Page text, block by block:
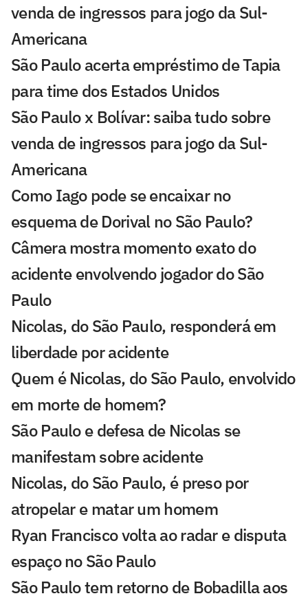
venda de ingressos para jogo da Sul-
Americana
São Paulo acerta empréstimo de Tapia
para time dos Estados Unidos
São Paulo x Bolívar: saiba tudo sobre
venda de ingressos para jogo da Sul-
Americana
Como Iago pode se encaixar no
esquema de Dorival no São Paulo?
Câmera mostra momento exato do
acidente envolvendo jogador do São
Paulo
Nicolas, do São Paulo, responderá em
liberdade por acidente
Quem é Nicolas, do São Paulo, envolvido
em morte de homem?
São Paulo e defesa de Nicolas se
manifestam sobre acidente
Nicolas, do São Paulo, é preso por
atropelar e matar um homem
Ryan Francisco volta ao radar e disputa
espaço no São Paulo
São Paulo tem retorno de Bobadilla aos